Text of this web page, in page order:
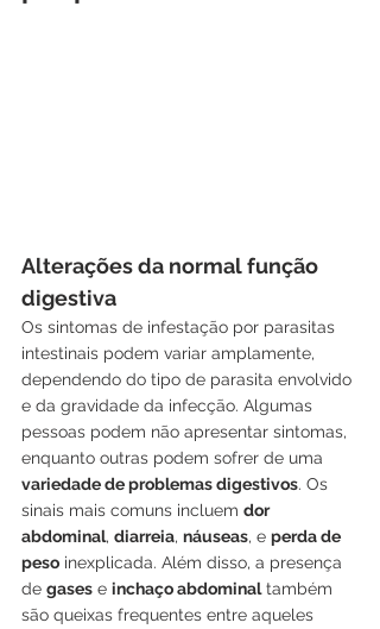
Alterações da normal função
digestiva
Os sintomas de infestação por parasitas
intestinais podem variar amplamente,
dependendo do tipo de parasita envolvido
e da gravidade da infecção. Algumas
pessoas podem não apresentar sintomas,
enquanto outras podem sofrer de uma
variedade de problemas digestivos. Os
sinais mais comuns incluem dor
abdominal, diarreia, náuseas, e perda de
peso inexplicada. Além disso, a presença
de gases e inchaço abdominal também
são queixas frequentes entre aqueles